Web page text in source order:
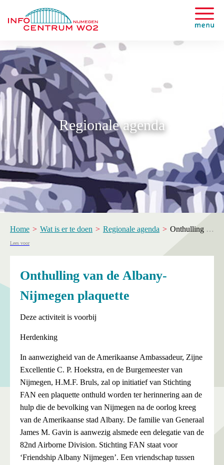
Regionale agenda
Home Wat is er te doen Regionale agenda Onthulling van de Albany-Nijmegen plaquette
Lees voor
Onthulling van de Albany-
Nijmegen plaquette
Deze activiteit is voorbij
Herdenking
In aanwezigheid van de Amerikaanse Ambassadeur, Zijne
Excellentie C. P. Hoekstra, en de Burgemeester van
Nijmegen, H.M.F. Bruls, zal op initiatief van Stichting
FAN een plaquette onthuld worden ter herinnering aan de
hulp die de bevolking van Nijmegen na de oorlog kreeg
van de Amerikaanse stad Albany. De familie van Generaal
James M. Gavin is aanwezig alsmede een delegatie van de
82nd Airborne Division. Stichting FAN staat voor
‘Friendship Albany Nijmegen’. Een vriendschap tussen